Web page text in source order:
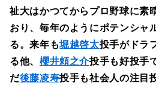
祉大はかつてからプロ野球に素
おり、毎年のようにポテンシャ
る。来年も堀越啓太投手がドラ
る他、 櫻井頼之介投手も好投手
だ後藤凌寿投手も社会人の注目